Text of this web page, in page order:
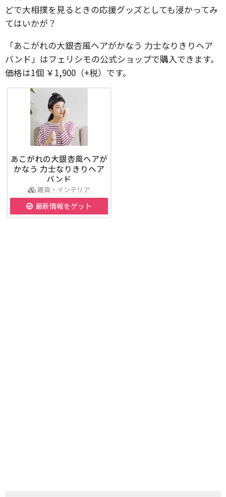
どで大相撲を見るときの応援グッズとしても浸かってみ
てはいかが？
「あこがれの大銀杏風ヘアがかなう 力士なりきりヘア
バンド」はフェリシモの公式ショップで購入できます。
価格は1個 ￥1,900（+税）です。
あこがれの大銀杏風ヘアが
かなう 力士なりきりヘア
バンド
雑貨・インテリア
最新情報をゲット